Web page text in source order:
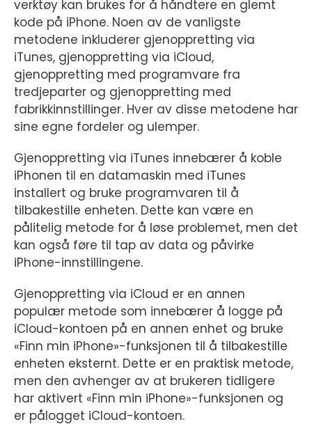
verktøy kan brukes for å håndtere en glemt
kode på iPhone. Noen av de vanligste
metodene inkluderer gjenoppretting via
iTunes, gjenoppretting via iCloud,
gjenoppretting med programvare fra
tredjeparter og gjenoppretting med
fabrikkinnstillinger. Hver av disse metodene har
sine egne fordeler og ulemper.
Gjenoppretting via iTunes innebærer å koble
iPhonen til en datamaskin med iTunes
installert og bruke programvaren til å
tilbakestille enheten. Dette kan være en
pålitelig metode for å løse problemet, men det
kan også føre til tap av data og påvirke
iPhone-innstillingene.
Gjenoppretting via iCloud er en annen
populær metode som innebærer å logge på
iCloud-kontoen på en annen enhet og bruke
«Finn min iPhone»-funksjonen til å tilbakestille
enheten eksternt. Dette er en praktisk metode,
men den avhenger av at brukeren tidligere
har aktivert «Finn min iPhone»-funksjonen og
er pålogget iCloud-kontoen.